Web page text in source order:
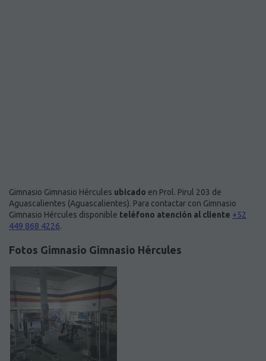
Gimnasio Gimnasio Hércules ubicado en Prol. Pirul 203 de
Aguascalientes (Aguascalientes). Para contactar con Gimnasio
Gimnasio Hércules disponible teléfono atención al cliente +52
449 868 4226.
Fotos Gimnasio Gimnasio Hércules